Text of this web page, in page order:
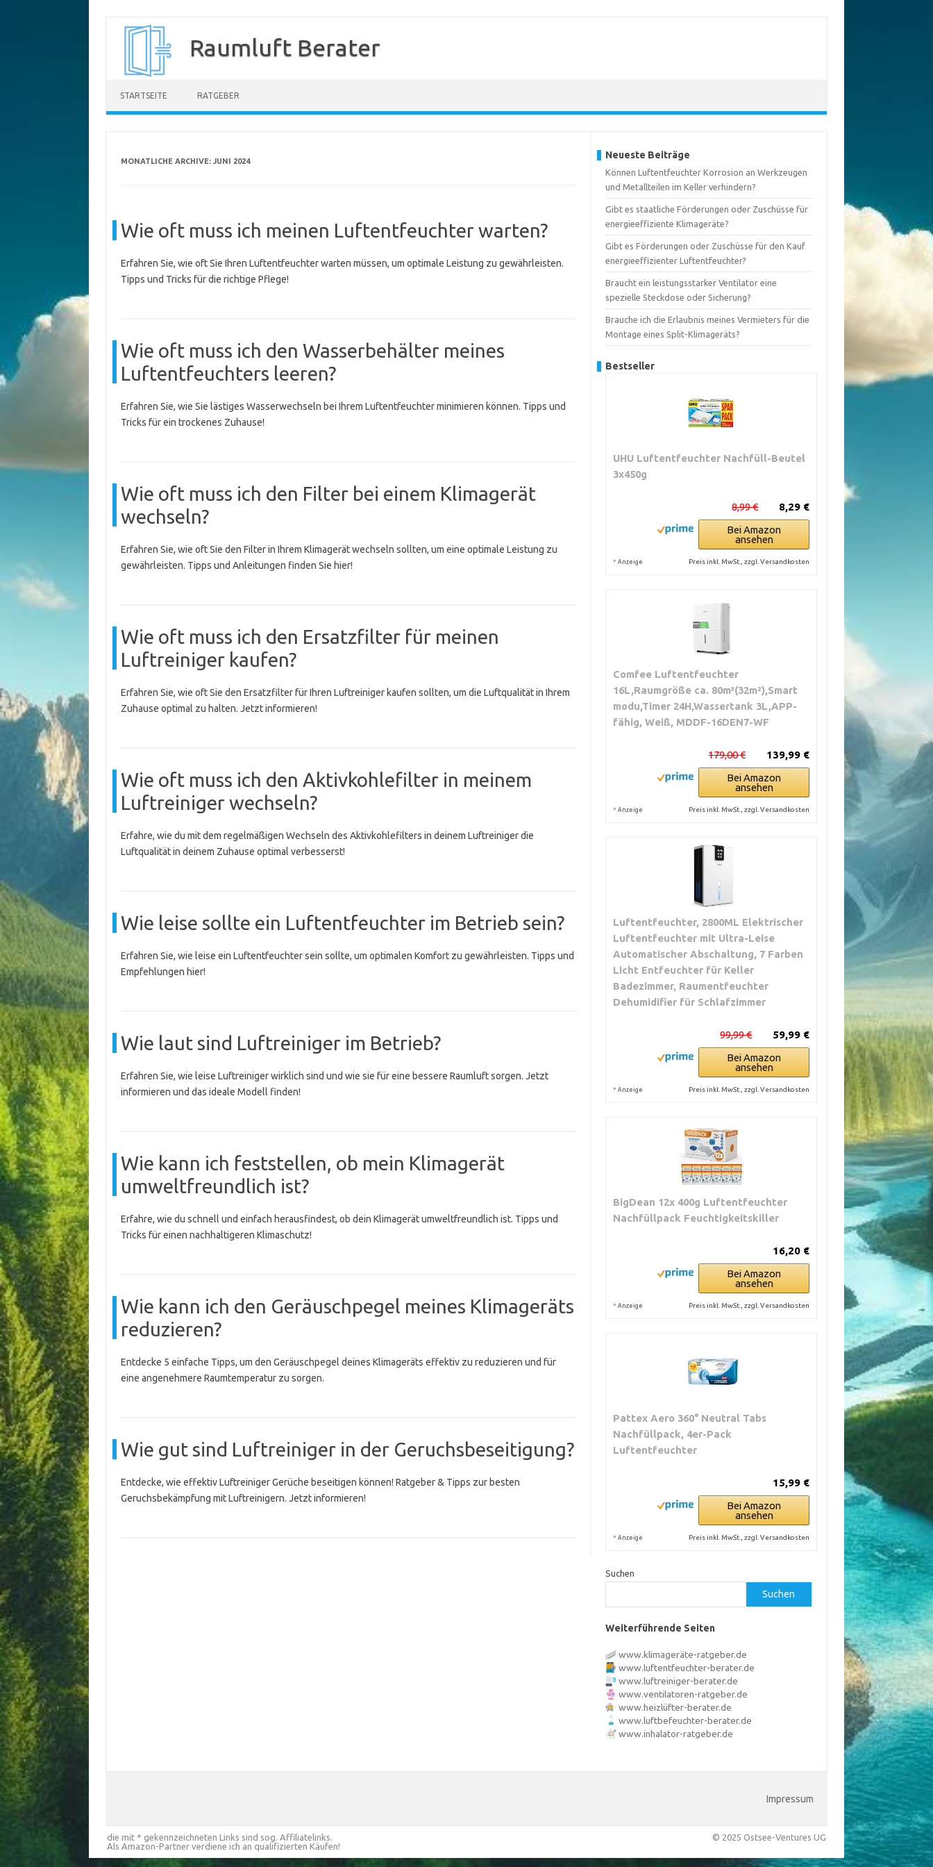
Inhalt
Raumluft Berater
STARTSEITE RATGEBER
MONATLICHE ARCHIVE: JUNI 2024
Wie oft muss ich meinen Luftentfeuchter warten?
Erfahren Sie, wie oft Sie Ihren Luftentfeuchter warten müssen, um optimale Leistung zu gewährleisten.
Tipps und Tricks für die richtige Pflege!
Wie oft muss ich den Wasserbehälter meines
Luftentfeuchters leeren?
Erfahren Sie, wie Sie lästiges Wasserwechseln bei Ihrem Luftentfeuchter minimieren können. Tipps und
Tricks für ein trockenes Zuhause!
Wie oft muss ich den Filter bei einem Klimagerät
wechseln?
Erfahren Sie, wie oft Sie den Filter in Ihrem Klimagerät wechseln sollten, um eine optimale Leistung zu
gewährleisten. Tipps und Anleitungen finden Sie hier!
Wie oft muss ich den Ersatzfilter für meinen
Luftreiniger kaufen?
Erfahren Sie, wie oft Sie den Ersatzfilter für Ihren Luftreiniger kaufen sollten, um die Luftqualität in Ihrem
Zuhause optimal zu halten. Jetzt informieren!
Wie oft muss ich den Aktivkohlefilter in meinem
Luftreiniger wechseln?
Erfahre, wie du mit dem regelmäßigen Wechseln des Aktivkohlefilters in deinem Luftreiniger die
Luftqualität in deinem Zuhause optimal verbesserst!
Wie leise sollte ein Luftentfeuchter im Betrieb sein?
Erfahren Sie, wie leise ein Luftentfeuchter sein sollte, um optimalen Komfort zu gewährleisten. Tipps und
Empfehlungen hier!
Wie laut sind Luftreiniger im Betrieb?
Erfahren Sie, wie leise Luftreiniger wirklich sind und wie sie für eine bessere Raumluft sorgen. Jetzt
informieren und das ideale Modell finden!
Wie kann ich feststellen, ob mein Klimagerät
umweltfreundlich ist?
Erfahre, wie du schnell und einfach herausfindest, ob dein Klimagerät umweltfreundlich ist. Tipps und
Tricks für einen nachhaltigeren Klimaschutz!
Wie kann ich den Geräuschpegel meines Klimageräts
reduzieren?
Entdecke 5 einfache Tipps, um den Geräuschpegel deines Klimageräts effektiv zu reduzieren und für
eine angenehmere Raumtemperatur zu sorgen.
Wie gut sind Luftreiniger in der Geruchsbeseitigung?
Entdecke, wie effektiv Luftreiniger Gerüche beseitigen können! Ratgeber & Tipps zur besten
Geruchsbekämpfung mit Luftreinigern. Jetzt informieren!
Neueste Beiträge
Können Luftentfeuchter Korrosion an Werkzeugen
und Metallteilen im Keller verhindern?
Gibt es staatliche Förderungen oder Zuschüsse für
energieeffiziente Klimageräte?
Gibt es Förderungen oder Zuschüsse für den Kauf
energieeffizienter Luftentfeuchter?
Braucht ein leistungsstarker Ventilator eine
spezielle Steckdose oder Sicherung?
Brauche ich die Erlaubnis meines Vermieters für die
Montage eines Split-Klimageräts?
Bestseller
UHU Luftentfeuchter Nachfüll-Beutel
3x450g
8,29 €
8,99 €
Bei Amazon
ansehen
* Anzeige Preis inkl. MwSt., zzgl. Versandkosten
Comfee Luftentfeuchter
16L,Raumgröße ca. 80m³(32m²),Smart
modu,Timer 24H,Wassertank 3L,APP-
fähig, Weiß, MDDF-16DEN7-WF
139,99 €
179,00 €
Bei Amazon
ansehen
* Anzeige Preis inkl. MwSt., zzgl. Versandkosten
Luftentfeuchter, 2800ML Elektrischer
Luftentfeuchter mit Ultra-Leise
Automatischer Abschaltung, 7 Farben
Licht Entfeuchter für Keller
Badezimmer, Raumentfeuchter
Dehumidifier für Schlafzimmer
59,99 €
99,99 €
Bei Amazon
ansehen
* Anzeige Preis inkl. MwSt., zzgl. Versandkosten
BigDean 12x 400g Luftentfeuchter
Nachfüllpack Feuchtigkeitskiller
16,20 €
Bei Amazon
ansehen
* Anzeige Preis inkl. MwSt., zzgl. Versandkosten
Pattex Aero 360° Neutral Tabs
Nachfüllpack, 4er-Pack
Luftentfeuchter
15,99 €
Bei Amazon
ansehen
* Anzeige Preis inkl. MwSt., zzgl. Versandkosten
Suchen
Suchen
Weiterführende Seiten
www.klimageräte-ratgeber.de
www.luftentfeuchter-berater.de
www.luftreiniger-berater.de
www.ventilatoren-ratgeber.de
www.heizlüfter-berater.de
www.luftbefeuchter-berater.de
www.inhalator-ratgeber.de
Impressum
die mit * gekennzeichneten Links sind sog. Affiliatelinks.
Als Amazon-Partner verdiene ich an qualifizierten Käufen!
© 2025 Ostsee-Ventures UG